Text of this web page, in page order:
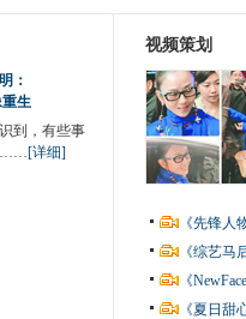
：
生
到，有些事
……[详细]
视频策划
《先锋
《综艺
《
《夏日